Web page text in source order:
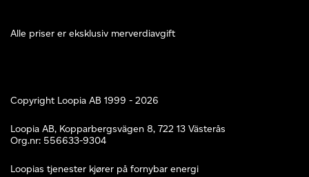
Alle priser er eksklusiv merverdiavgift
Copyright Loopia AB 1999 - 2026
Loopia AB, Kopparbergsvägen 8, 722 13 Västerås
Org.nr: 556633-9304
Loopias tjenester kjører på fornybar energi